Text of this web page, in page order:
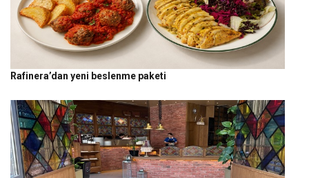
Rafinera’dan yeni beslenme paketi